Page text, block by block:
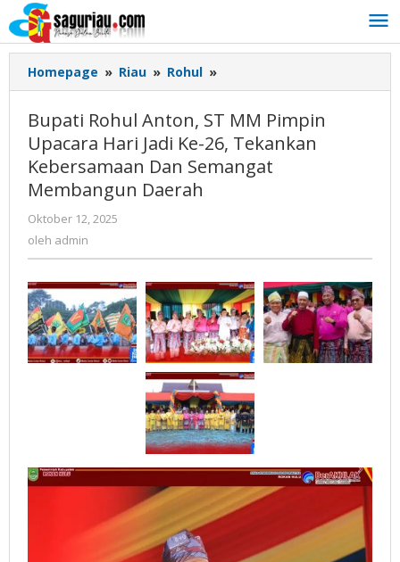
Lewati
ke
konten
Homepage » Riau » Rohul »
Rohul
ST
MM
Pimpin
26,
Tekankan
Kebersamaan
Dan
Semangat
Membangun
Daerah
Bupati Rohul Anton, ST MM Pimpin
Upacara Hari Jadi Ke-26, Tekankan
Kebersamaan Dan Semangat
Membangun Daerah
Oktober 12, 2025
oleh admin